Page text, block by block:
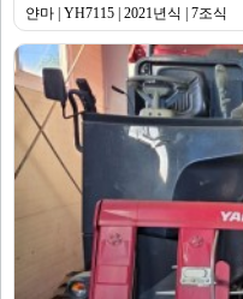
얀마 | YH7115 | 2021년식 | 7조식